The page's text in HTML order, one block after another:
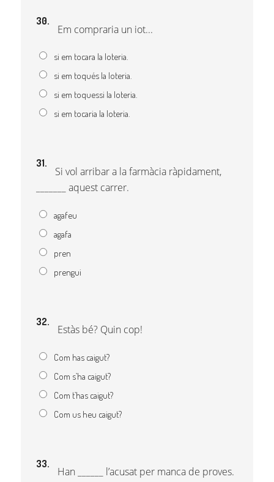
30.
Em compraria un iot...
si em tocara la loteria.
si em toqués la loteria.
si em toquessi la loteria.
si em tocaria la loteria.
31.
Si vol arribar a la farmàcia ràpidament,
_______ aquest carrer.
agafeu
agafa
pren
prengui
32.
Estàs bé? Quin cop!
Com has caigut?
Com s’ha caigut?
Com t’has caigut?
Com us heu caigut?
33.
Han ______ l’acusat per manca de proves.